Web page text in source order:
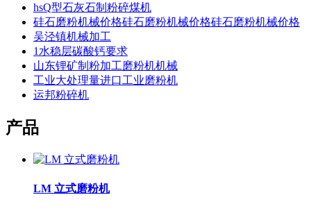
hsQ型石灰石制粉碎煤机
硅石磨粉机械价格硅石磨粉机械价格硅石磨粉机械价格
吴泾镇机械加工
1水稳层碳酸钙要求
山东锂矿制粉加工磨粉机机械
工业大处理量进口工业磨粉机
运邦粉碎机
产品
LM 立式磨粉机